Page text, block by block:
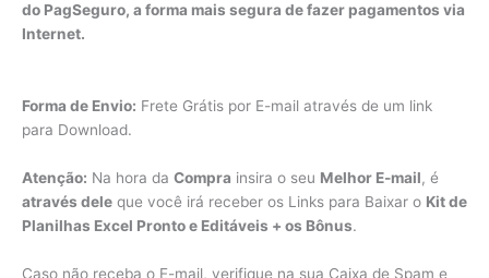
do PagSeguro, a forma mais segura de fazer pagamentos via
Internet.
Forma de Envio: Frete Grátis por E-mail através de um link
para Download.
Atenção: Na hora da Compra insira o seu Melhor E-mail, é
através dele que você irá receber os Links para Baixar o Kit de
Planilhas Excel Pronto e Editáveis + os Bônus.
Caso não receba o E-mail, verifique na sua Caixa de Spam e